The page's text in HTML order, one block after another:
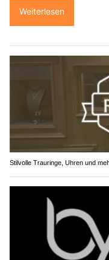
Weiterlesen
Stilvolle Trauringe, Uhren und